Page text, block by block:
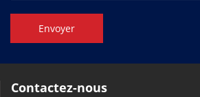
Envoyer
Contactez-nous